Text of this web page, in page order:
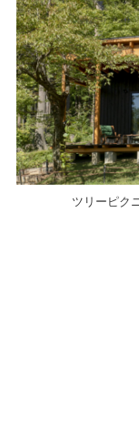
ツリーピク